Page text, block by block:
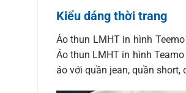
Kiểu dáng thời trang
Áo thun LMHT in hình
Áo thun LMHT in hình
áo với quần jean, quần